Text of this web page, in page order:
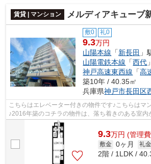
賃貸 | マンション メルディアキューブ
敷0 礼0
9.3万円
山陽本線 「新長田 」
山陽電鉄本線 「西代
神戸高速東西線 「高
築10年 / 40.35㎡
兵庫県神戸市長田区
こちらはエレベーター付きの物件です♪こちらはマ
♪2016年築のコチラの物件は、落ち着きのある室内
ことなく行動するために駅から徒歩8...
9.3万円 (管理
敷金 0ヶ月 礼金
2階 / 1LDK /